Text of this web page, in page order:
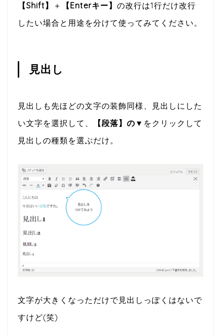
【Shift】
＋ 【Enterキー】 の改行は1行だけ改行
したい場合と用途を分けて使ってみてください。
見出し
見出しも先ほどの文字の装飾同様、見出しにした
い文字を選択して、
【段落】の▼ をクリックして
見出しの種類を選ぶだけ。
文字が大きくなっただけで見出しっぽくはないで
すけど(笑)